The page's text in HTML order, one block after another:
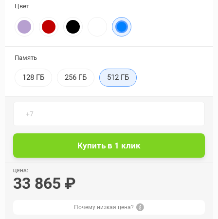
Цвет
Память
128 ГБ 256 ГБ 512 ГБ
ЦЕНА:
33 865 ₽
Почему низкая цена?